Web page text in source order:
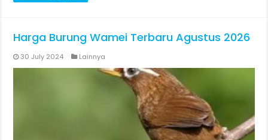
Harga Burung Wamei Terbaru Agustus 2026
30 July 2024 Lainnya